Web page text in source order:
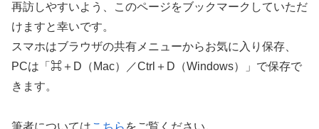
再訪しやすいよう、このページをブックマークしていただ
けますと幸いです。
スマホはブラウザの共有メニューからお気に入り保存、
PCは「⌘＋D（Mac）／Ctrl＋D（Windows）」で保存で
きます。
筆者についてはこちら をご覧ください。